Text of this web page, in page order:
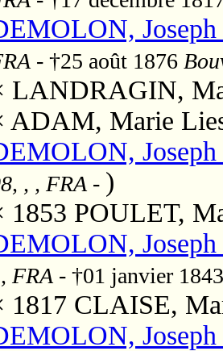
- †25 août 1876
LANDRAGIN,
ADAM, Marie
Joseph
, , FRA - )
1853 POULET,
Joseph
FRA - †01 janvier
1817 CLAISE,
Joseph